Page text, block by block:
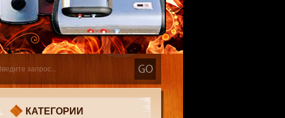
КАТЕГОРИИ